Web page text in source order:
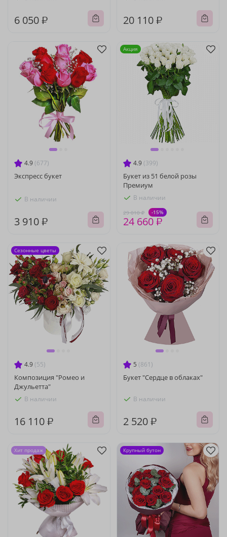
6 050 ₽ 20 110 ₽
4.9 (677)
Экспресс букет
В наличии
3 910 ₽
4.9 (399)
Букет из 51 белой розы
Премиум
В наличии
29 010 ₽ -15%
24 660 ₽
Акция
4.9 (55)
Композиция "Ромео и
Джульетта"
В наличии
16 110 ₽
Сезонные цветы
5 (861)
Букет "Сердце в облаках"
В наличии
2 520 ₽
Хит продаж Крупный бутон